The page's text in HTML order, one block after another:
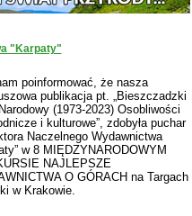
"Karpaty"
poinformować, że nasza
publikacja pt. „Bieszczadzki
(1973-2023) Osobliwości
i kulturowe”, zdobyła puchar
Naczelnego Wydawnictwa
w 8 MIĘDZYNARODOWYM
NAJLEPSZE
O GÓRACH na Targach
w Krakowie.